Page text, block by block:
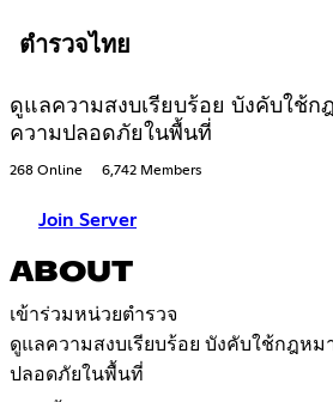
ตำรวจไทย
ดูแลความสงบเรียบร้อย บังคับใช้ก
ความปลอดภัยในพื้นที่
268 Online 6,742 Members
Join Server
ABOUT
เข้าร่วมหน่วยตำรวจ
ดูแลความสงบเรียบร้อย บังคับใช้กฎหม
ปลอดภัยในพื้นที่